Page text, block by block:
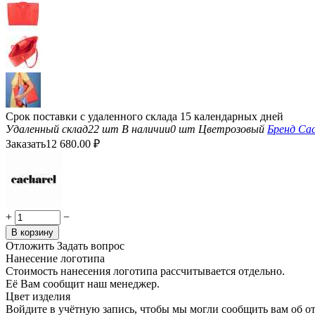
Срок поставки с удаленного склада 15 календарных дней
Удаленный склад22 шт В наличии0 шт Цветрозовый Бренд
Заказать12 680.00 ₽
+ −
В корзину
Отложить Задать вопрос
Нанесение логотипа
Стоимость нанесения логотипа рассчитывается отдельно.
Её Вам сообщит наш менеджер.
Цвет изделия
Войдите в учётную запись, чтобы мы могли сообщить вам об